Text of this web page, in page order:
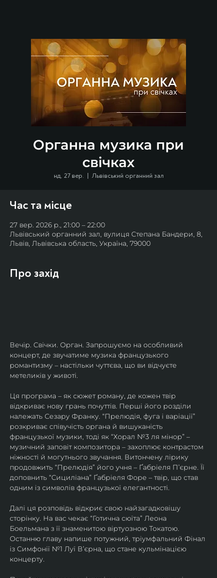
Органна музика при
свічках
нд, 27 вер.
  |
Львівський органний зал
Час та місце
27 вер. 2026 р., 21:00 – 22:00
Львівський органний зал, вулиця Степана Бандери, 8,
Львів, Львівська область, Україна, 79000
Про захід
Вечір. Свічки. Орган. Запрошуємо на особливий
концерт, де звучатиме музика французького
романтизму – настільки чуттєва, що ви відчуєте
метеликів у животі.
Ця програма – як сюжет роману, де кожен твір
відкриває нову грань почуттів. Перші його розділи
належать Сезару Франку. “Прелюдія, фуга і варіації”
розкриває співучість органа й вишуканість
французької музики, тоді як “Хорал №3 ля мінор” –
музичний заповіт композитора – захоплює контрастом
ніжності й могутнього звучання. Витончену лірику
продовжить “Прелюдія” його учня – Ґабріеля Пʼєрне. Її
доповнить “Сициліана” Ґабріеля Форе – твір, що став
одним із символів французької елегантності.
Далі ця розповідь відкриє свою найзагадковішу
сторінку. На вас чекає “Готична сюїта” Леона
Боельмана з її знаменитою віртуозною Токатою.
Останню главу напише потужний, тріумфальний Фінал
із Симфонії №1 Луї Вʼєрна, що стане кульмінацією
концерту.